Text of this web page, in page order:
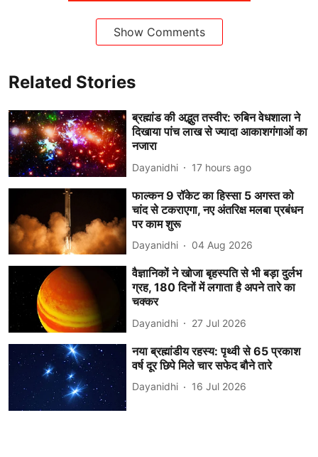
Show Comments
Related Stories
ब्रह्मांड की अद्भुत तस्वीर: रुबिन वेधशाला ने
दिखाया पांच लाख से ज्यादा आकाशगंगाओं का
नजारा
Dayanidhi 17 hours ago
फाल्कन 9 रॉकेट का हिस्सा 5 अगस्त को
चांद से टकराएगा, नए अंतरिक्ष मलबा प्रबंधन
पर काम शुरू
Dayanidhi 04 Aug 2026
वैज्ञानिकों ने खोजा बृहस्पति से भी बड़ा दुर्लभ
ग्रह, 180 दिनों में लगाता है अपने तारे का
चक्कर
Dayanidhi 27 Jul 2026
नया ब्रह्मांडीय रहस्य: पृथ्वी से 65 प्रकाश
वर्ष दूर छिपे मिले चार सफेद बौने तारे
Dayanidhi 16 Jul 2026